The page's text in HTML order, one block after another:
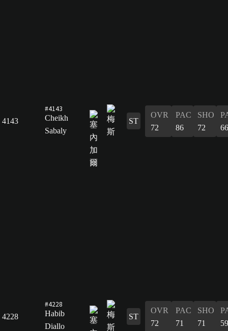
4143
#4143
Cheikh
Sabaly
ST
OVR
72
PAC
86
SHO
72
66
4228
#4228
Habib
Diallo
ST
OVR
72
PAC
71
SHO
71
59